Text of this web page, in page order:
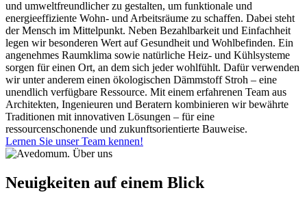
und umweltfreundlicher zu gestalten, um funktionale und
energieeffiziente Wohn- und Arbeitsräume zu schaffen. Dabei steht
der Mensch im Mittelpunkt. Neben Bezahlbarkeit und Einfachheit
legen wir besonderen Wert auf Gesundheit und Wohlbefinden. Ein
angenehmes Raumklima sowie natürliche Heiz- und Kühlsysteme
sorgen für einen Ort, an dem sich jeder wohlfühlt. Dafür verwenden
wir unter anderem einen ökologischen Dämmstoff Stroh – eine
unendlich verfügbare Ressource. Mit einem erfahrenen Team aus
Architekten, Ingenieuren und Beratern kombinieren wir bewährte
Traditionen mit innovativen Lösungen – für eine
ressourcenschonende und zukunftsorientierte Bauweise.
Lernen Sie unser Team kennen!
Neuigkeiten auf einem Blick